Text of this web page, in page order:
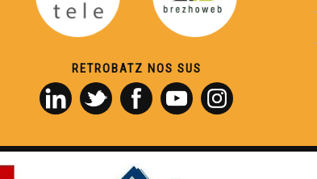
RETROBATZ NOS SUS